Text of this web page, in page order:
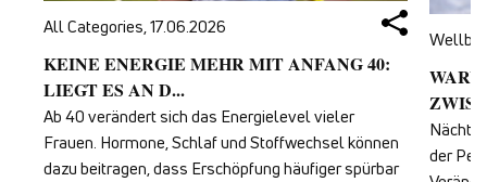
All Categories, 17.06.2026
KEINE ENERGIE MEHR MIT ANFANG 40:
LIEGT ES AN D...
Ab 40 verändert sich das Energielevel vieler
Frauen. Hormone, Schlaf und Stoffwechsel können
dazu beitragen, dass Erschöpfung häufiger spürbar
der